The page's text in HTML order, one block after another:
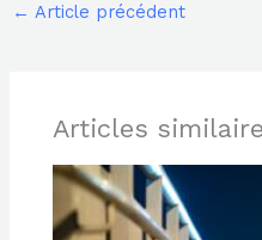
← Article précédent
Articles